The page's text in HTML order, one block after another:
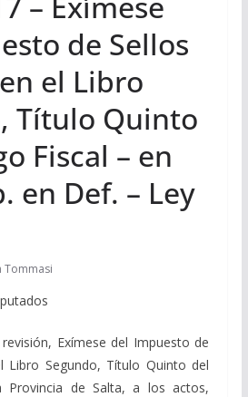
de Sellos
el Libro
Título Quinto
Fiscal – en
en Def. – Ley
Tommasi
Exímese del Impuesto de
Libro Segundo, Título Quinto del
Provincia de Salta, a los actos,